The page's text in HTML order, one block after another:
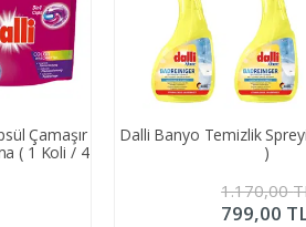
Çamaşır
( 1 Koli / 4
Dalli Banyo Temizlik
)
1.170,00
799,00